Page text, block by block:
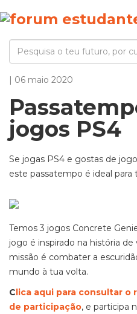
| 06 maio 2020
jogos PS4
Se jogas PS4 e gostas de
este passatempo é ideal para
Temos 3 jogos Concrete
jogo é inspirado na história de
missão é combater a
mundo à tua volta.
Clica aqui para consultar
de participação, e participa